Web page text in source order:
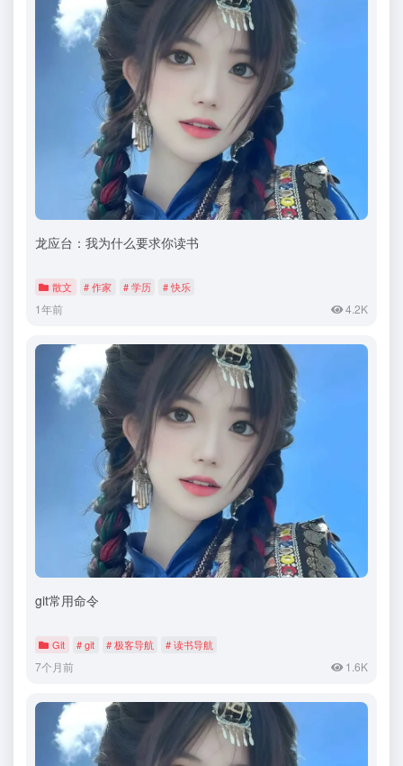
龙应台：我为什么要求你读书
散文 # 作家 # 学历 # 快乐
1年前 4.2K
git常用命令
Git # git # 极客导航 # 读书导航
7个月前 1.6K